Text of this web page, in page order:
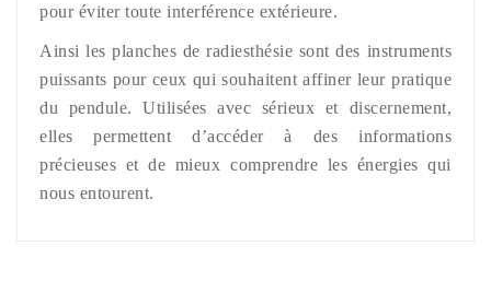
pour éviter toute interférence extérieure.
Ainsi les planches de radiesthésie sont des instruments
puissants pour ceux qui souhaitent affiner leur pratique
du pendule. Utilisées avec sérieux et discernement,
elles permettent d’accéder à des informations
précieuses et de mieux comprendre les énergies qui
nous entourent.